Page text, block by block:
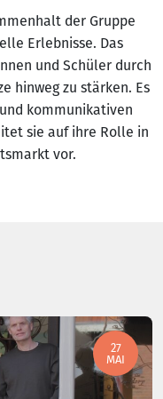
der Gruppe
Erlebnisse. Das
und Schüler durch
hinweg zu stärken. Es
kommunikativen
sie auf ihre Rolle in
vor.
27
MAI